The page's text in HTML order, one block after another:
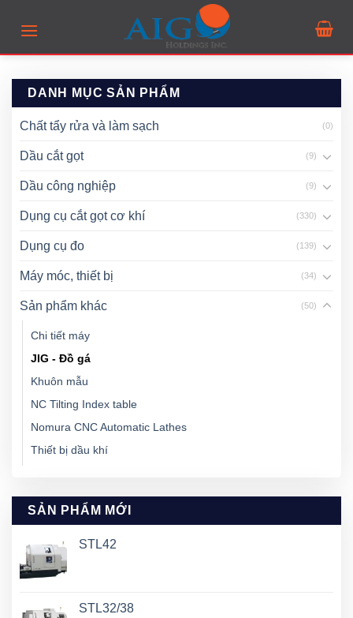
DANH MỤC SẢN PHẨM
Chất tẩy rửa và làm sạch (0)
Dầu cắt gọt (9)
Dầu công nghiệp (9)
Dụng cụ cắt gọt cơ khí (330)
Dụng cụ đo (139)
Máy móc, thiết bị (34)
Sản phẩm khác (50)
Chi tiết máy
JIG - Đồ gá
Khuôn mẫu
NC Tilting Index table
Nomura CNC Automatic Lathes
Thiết bị dầu khí
SẢN PHẨM MỚI
STL42
STL32/38